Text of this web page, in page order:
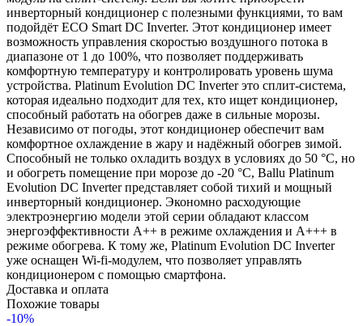
инверторный кондиционер с полезными функциями, то вам
подойдёт ECO Smart DC Inverter. Этот кондиционер имеет
возможность управления скоростью воздушного потока в
диапазоне от 1 до 100%, что позволяет поддерживать
комфортную температуру и контролировать уровень шума
устройства. Platinum Evolution DC Inverter это сплит-система,
которая идеально подходит для тех, кто ищет кондиционер,
способный работать на обогрев даже в сильные морозы.
Независимо от погоды, этот кондиционер обеспечит вам
комфортное охлаждение в жару и надёжный обогрев зимой.
Способный не только охладить воздух в условиях до 50 °C, но
и обогреть помещение при морозе до -20 °C, Ballu Platinum
Evolution DC Inverter представляет собой тихий и мощный
инверторный кондиционер. Экономно расходующие
электроэнергию модели этой серии обладают классом
энергоэффективности А++ в режиме охлаждения и А+++ в
режиме обогрева. К тому же, Platinum Evolution DC Inverter
уже оснащен Wi-fi-модулем, что позволяет управлять
кондиционером с помощью смартфона.
Доставка и оплата
Похожие товары
-10%